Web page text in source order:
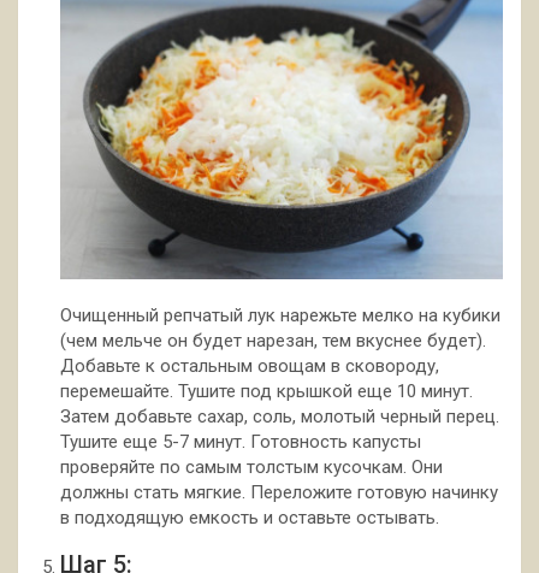
Очищенный репчатый лук нарежьте мелко на кубики
(чем мельче он будет нарезан, тем вкуснее будет).
Добавьте к остальным овощам в сковороду,
перемешайте. Тушите под крышкой еще 10 минут.
Затем добавьте сахар, соль, молотый черный перец.
Тушите еще 5-7 минут. Готовность капусты
проверяйте по самым толстым кусочкам. Они
должны стать мягкие. Переложите готовую начинку
в подходящую емкость и оставьте остывать.
Шаг 5: